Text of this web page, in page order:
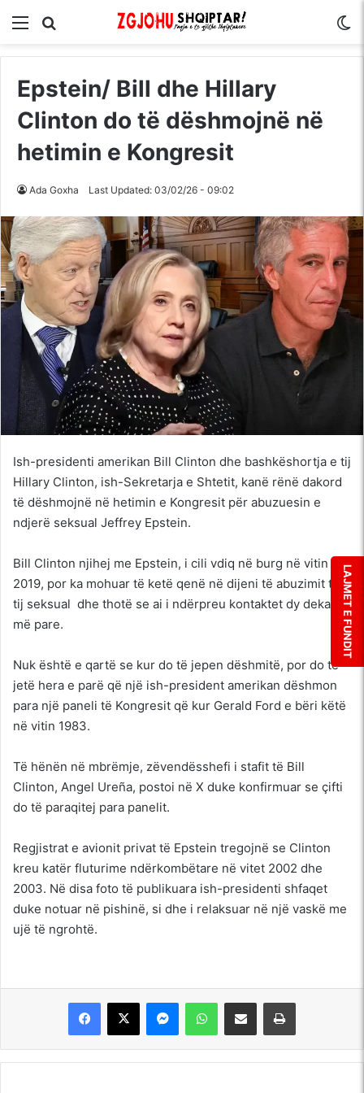
Menu
Epstein/ Bill dhe Hillary
Clinton do të dëshmojnë në
hetimin e Kongresit
Ada Goxha Last Updated: 03/02/26 - 09:02
Ish-presidenti amerikan Bill Clinton dhe bashkëshortja e tij
Hillary Clinton, ish-Sekretarja e Shtetit, kanë rënë dakord
të dëshmojnë në hetimin e Kongresit për abuzuesin e
ndjerë seksual Jeffrey Epstein.
Bill Clinton njihej me Epstein, i cili vdiq në burg në vitin
2019, por ka mohuar të ketë qenë në dijeni të abuzimit të
tij seksual dhe thotë se ai i ndërpreu kontaktet dy dekada
më pare.
Nuk është e qartë se kur do të jepen dëshmitë, por do të
jetë hera e parë që një ish-president amerikan dëshmon
para një paneli të Kongresit që kur Gerald Ford e bëri këtë
në vitin 1983.
Të hënën në mbrëmje, zëvendësshefi i stafit të Bill
Clinton, Angel Ureña, postoi në X duke konfirmuar se çifti
do të paraqitej para panelit.
Regjistrat e avionit privat të Epstein tregojnë se Clinton
kreu katër fluturime ndërkombëtare në vitet 2002 dhe
2003. Në disa foto të publikuara ish-presidenti shfaqet
duke notuar në pishinë, si dhe i relaksuar në një vaskë me
ujë të ngrohtë.
LAJMET E FUNDIT